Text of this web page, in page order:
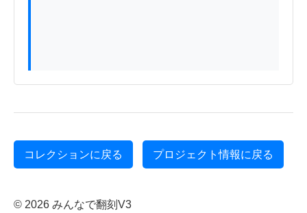
コレクションに戻る プロジェクト情報に戻る
© 2026 みんなで翻刻V3